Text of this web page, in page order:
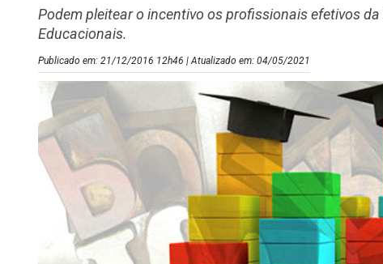
Podem pleitear o incentivo os profissionais efetivos
Educacionais.
Publicado em: 21/12/2016 12h46 | Atualizado em: 04/05/2021